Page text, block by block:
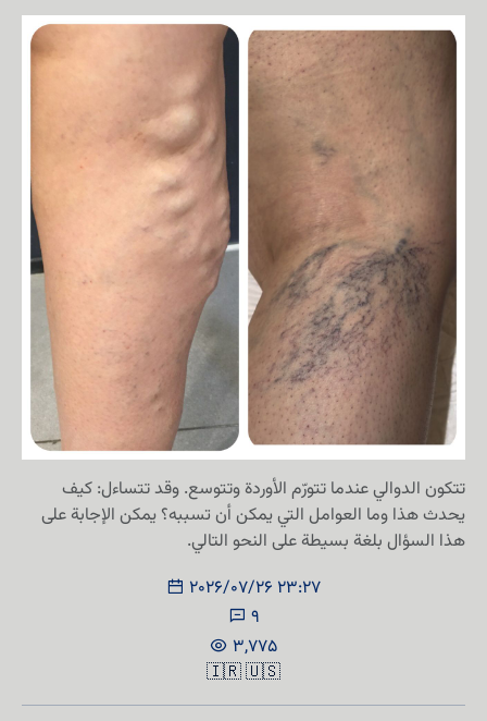
تتكون الدوالي عندما تتورّم الأوردة وتتوسع. وقد تتساءل: كيف
يحدث هذا وما العوامل التي يمكن أن تسببه؟ يمكن الإجابة على
هذا السؤال بلغة بسيطة على النحو التالي.
2026/07/26 23:27
9
3,775
🇮🇷🇺🇸